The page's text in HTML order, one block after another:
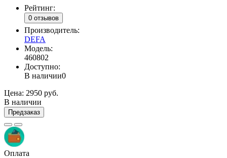
Рейтинг:
0 отзывов
Производитель:
DEFA
Модель:
460802
Доступно:
В наличии0
Цена: 2950 руб.
В наличии
Предзаказ
Оплата